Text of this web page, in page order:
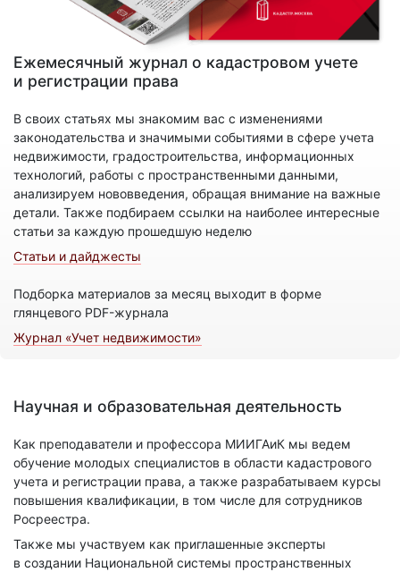
Ежемесячный журнал о кадастровом учете
и регистрации права
В своих статьях мы знакомим вас с изменениями
законодательства и значимыми событиями в сфере учета
недвижимости, градостроительства, информационных
технологий, работы с пространственными данными,
анализируем нововведения, обращая внимание на важные
детали. Также подбираем ссылки на наиболее интересные
статьи за каждую прошедшую неделю
Статьи и дайджесты
Подборка материалов за месяц выходит в форме
глянцевого PDF-журнала
Журнал «Учет недвижимости»
Научная и образовательная деятельность
Как преподаватели и профессора МИИГАиК мы ведем
обучение молодых специалистов в области кадастрового
учета и регистрации права, а также разрабатываем курсы
повышения квалификации, в том числе для сотрудников
Росреестра.
Также мы участвуем как приглашенные эксперты
в создании Национальной системы пространственных